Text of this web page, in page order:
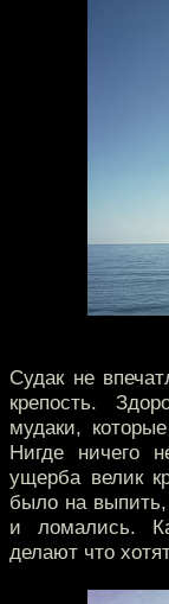
Судак не
крепость.
мудаки,
Нигде ничего
ущерба велик
было на
и ломались.
делают что